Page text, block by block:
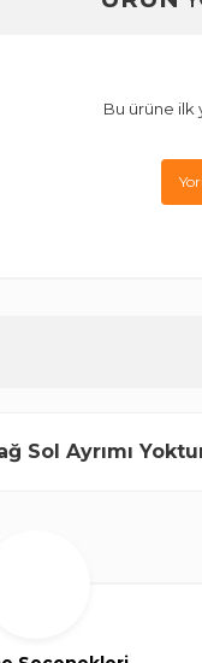
Bu ürüne ilk
Sol Ayrımı